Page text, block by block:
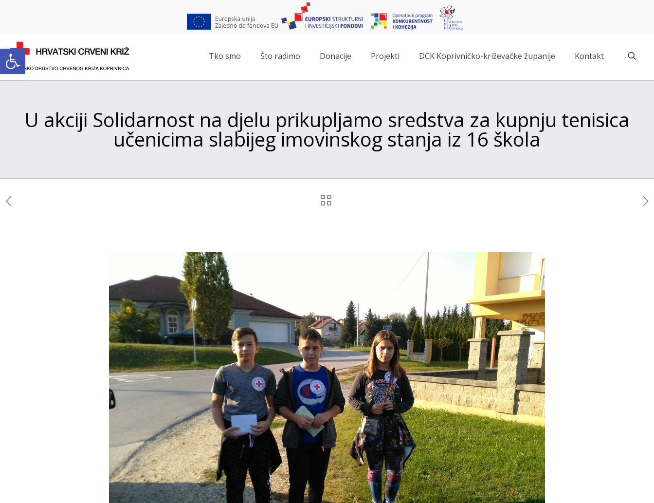
Open toolbar Tko smo Što radimo Donacije Projekti DCK Koprivničko-križevačke županije Kontakt
U akciji Solidarnost na djelu prikupljamo sredstva za kupnju tenisica
učenicima slabijeg imovinskog stanja iz 16 škola